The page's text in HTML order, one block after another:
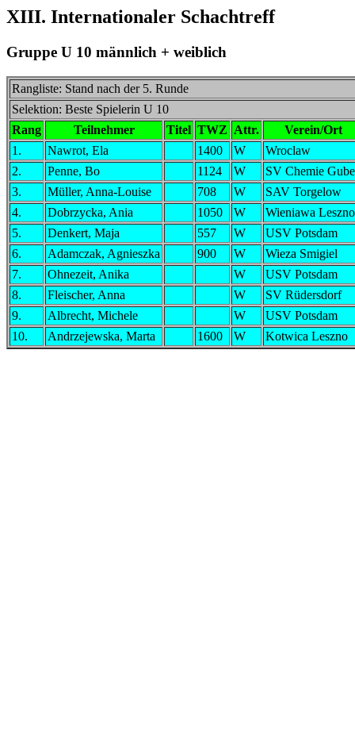
XIII. Internationaler Schachtreff
Gruppe U 10 männlich + weiblich
Rangliste: Stand nach der 5. Runde
Selektion: Beste Spielerin U 10
Rang
Teilnehmer Titel TWZ Attr.
Verein/Ort
1.
Nawrot, Ela 1400 W
Wroclaw
2.
Penne, Bo 1124 W
SV Chemie
3.
Müller, Anna-Louise 708 W
SAV Torgelow
4.
Dobrzycka, Ania 1050 W
Wieniawa Leszno
5.
Denkert, Maja 557 W
USV Potsdam
6.
Adamczak, Agnieszka 900 W
Wieza Smigiel
7.
Ohnezeit, Anika W
USV Potsdam
8.
Fleischer, Anna W
SV Rüdersdorf
9.
Albrecht, Michele W
USV Potsdam
10.
Andrzejewska, Marta 1600 W Kotwica Leszno